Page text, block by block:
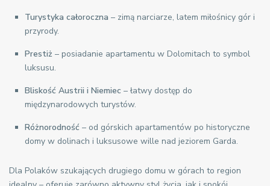
Turystyka całoroczna – zimą narciarze, latem miłośnicy gór i
przyrody.
Prestiż – posiadanie apartamentu w Dolomitach to symbol
luksusu.
Bliskość Austrii i Niemiec – łatwy dostęp do
międzynarodowych turystów.
Różnorodność – od górskich apartamentów po historyczne
domy w dolinach i luksusowe wille nad jeziorem Garda.
Dla Polaków szukających drugiego domu w górach to region